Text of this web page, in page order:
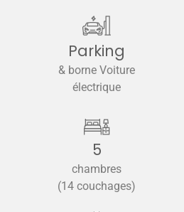
Parking
& borne Voiture
électrique
5
chambres
(14 couchages)